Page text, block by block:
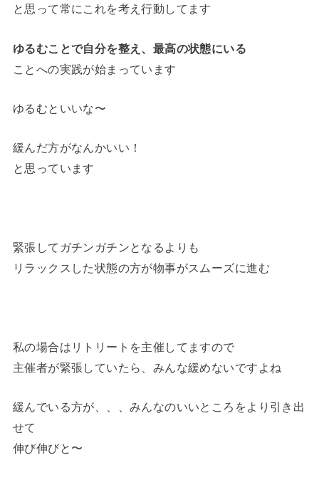
と思って常にこれを考え行動してます
ゆるむことで自分を整え、最高の状態にいる
ことへの実践が始まっています
ゆるむといいな〜
緩んだ方がなんかいい！
と思っています
緊張してガチンガチンとなるよりも
リラックスした状態の方が物事がスムーズに進む
私の場合はリトリートを主催してますので
主催者が緊張していたら、みんな緩めないですよね
緩んでいる方が、、、みんなのいいところをより引き出
せて
伸び伸びと〜